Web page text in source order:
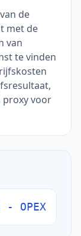
de
met de
van
te vinden
proxy voor
- OPEX